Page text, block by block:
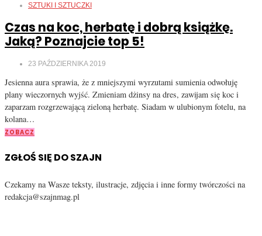
SZTUKI I SZTUCZKI
Czas na koc, herbatę i dobrą książkę.
Jaką? Poznajcie top 5!
23 PAŹDZIERNIKA 2019
Jesienna aura sprawia, że z mniejszymi wyrzutami sumienia odwołuję
plany wieczornych wyjść. Zmieniam dżinsy na dres, zawijam się koc i
zaparzam rozgrzewającą zieloną herbatę. Siadam w ulubionym fotelu, na
kolana…
ZOBACZ
ZGŁOŚ SIĘ DO SZAJN
Czekamy na Wasze teksty, ilustracje, zdjęcia i inne formy twórczości na
redakcja@szajnmag.pl